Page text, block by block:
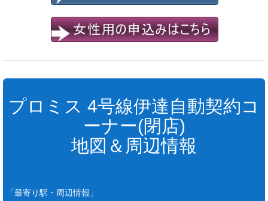
プロミス 4号線伊達自動契約コ
ーナー(閉店)
地図＆周辺情報
「最寄り駅・周辺情報」